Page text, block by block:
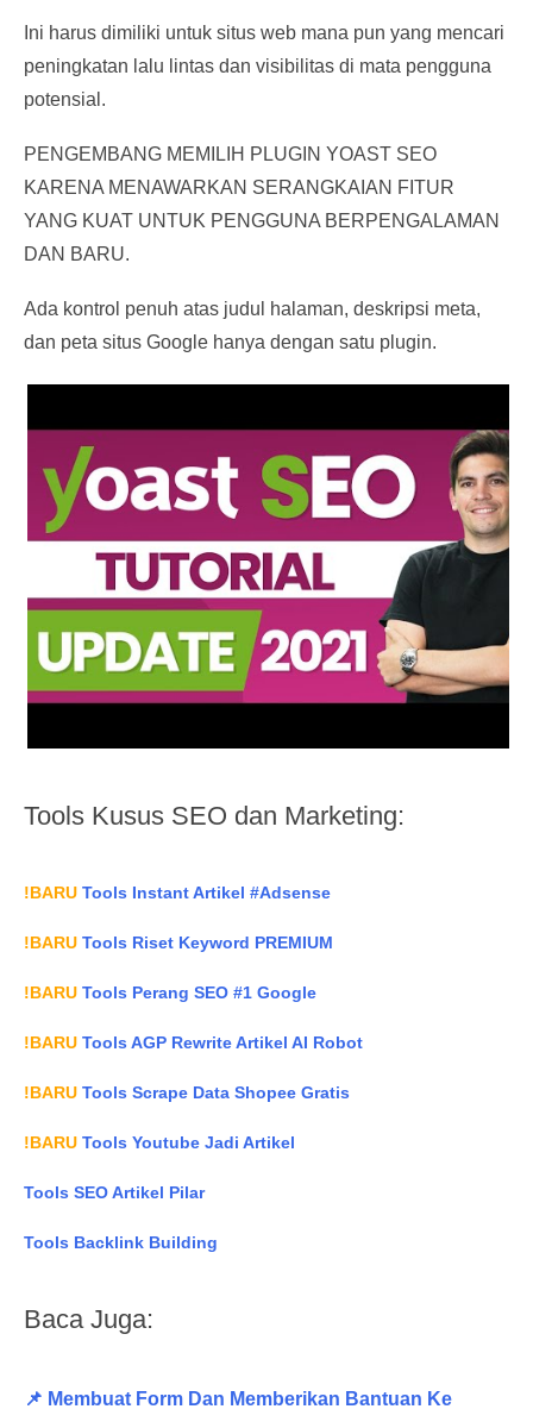
Ini harus dimiliki untuk situs web mana pun yang mencari
peningkatan lalu lintas dan visibilitas di mata pengguna
potensial.
PENGEMBANG MEMILIH PLUGIN YOAST SEO
KARENA MENAWARKAN SERANGKAIAN FITUR
YANG KUAT UNTUK PENGGUNA BERPENGALAMAN
DAN BARU.
Ada kontrol penuh atas judul halaman, deskripsi meta,
dan peta situs Google hanya dengan satu plugin.
Tools Kusus SEO dan Marketing:
!BARU Tools Instant Artikel #Adsense
!BARU Tools Riset Keyword PREMIUM
!BARU Tools Perang SEO #1 Google
!BARU Tools AGP Rewrite Artikel AI Robot
!BARU Tools Scrape Data Shopee Gratis
!BARU Tools Youtube Jadi Artikel
Tools SEO Artikel Pilar
Tools Backlink Building
Baca Juga:
📌 Membuat Form Dan Memberikan Bantuan Ke